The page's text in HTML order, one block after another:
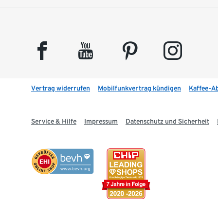
facebook youtube pinterest instagram
Vertrag widerrufen Mobilfunkvertrag kündigen Kaffee-
Service & Hilfe Impressum Datenschutz und Sicherheit